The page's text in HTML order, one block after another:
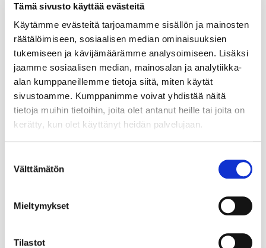
Tämä sivusto käyttää evästeitä
Käytämme evästeitä tarjoamamme sisällön ja mainosten
räätälöimiseen, sosiaalisen median ominaisuuksien
tukemiseen ja kävijämäärämme analysoimiseen. Lisäksi
jaamme sosiaalisen median, mainosalan ja analytiikka-
alan kumppaneillemme tietoja siitä, miten käytät
sivustoamme. Kumppanimme voivat yhdistää näitä
tietoja muihin tietoihin, joita olet antanut heille tai joita on
kerätty, kun olet käyttänyt heidän palvelujaan.
valinta
Välttämätön
Mieltymykset
Tilastot